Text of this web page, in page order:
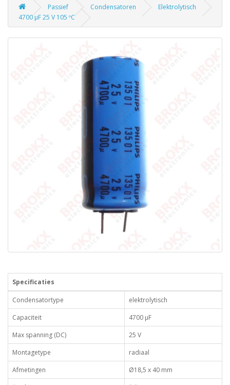
Passief Condensatoren
Elektrolytisch
4700 µF 25 V 105 ºC
Specificaties
Condensatortype
elektrolytisch
Capaciteit
4700 µF
Max spanning (DC)
25 V
Montagetype
radiaal
Afmetingen
Ø18,5 x 40 mm